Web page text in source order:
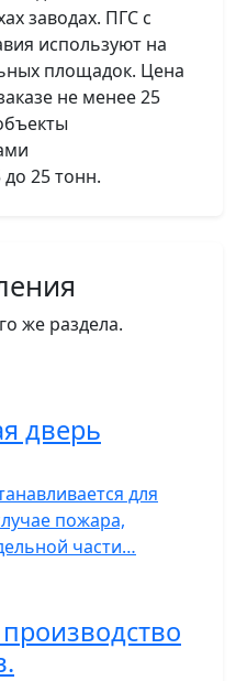
заводах. ПГС с
используют на
площадок. Цена
не менее 25
25 тонн.
же раздела.
дверь
для
пожара,
части…